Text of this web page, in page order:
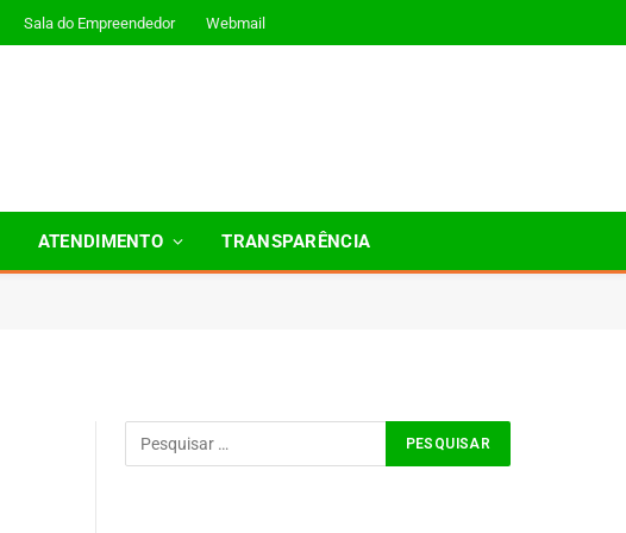
Sala do Empreendedor Webmail
ATENDIMENTO TRANSPARÊNCIA